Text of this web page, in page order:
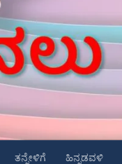
ತನ್ನೇಳಿಗೆ ಹಿನ್ನಡವಳಿ